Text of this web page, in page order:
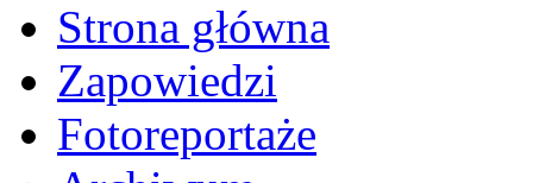
Strona główna
Zapowiedzi
Fotoreportaże